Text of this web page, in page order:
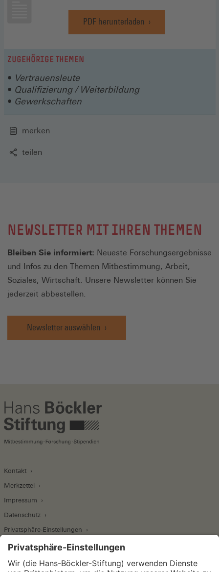
PDF herunterladen
(Öffnet
in
ZUGEHÖRIGE THEMEN
Vertrauensleute
Qualifizierung / Weiterbildung
Gewerkschaften
merken
teilen
NEWSLETTER MIT IHREN THEMEN
Bleiben Sie informiert: Neueste Forschungsergebnisse
und Infos zu den Themen Mitbestimmung, Arbeit,
Soziales, Wirtschaft. Unsere Newsletter können Sie
jederzeit abbestellen.
Newsletter auswählen
Kontakt
Merkzettel
Impressum
Datenschutz
Privatsphäre-Einstellungen
Wirtschafts- und Sozialwissenschaftliches Institut